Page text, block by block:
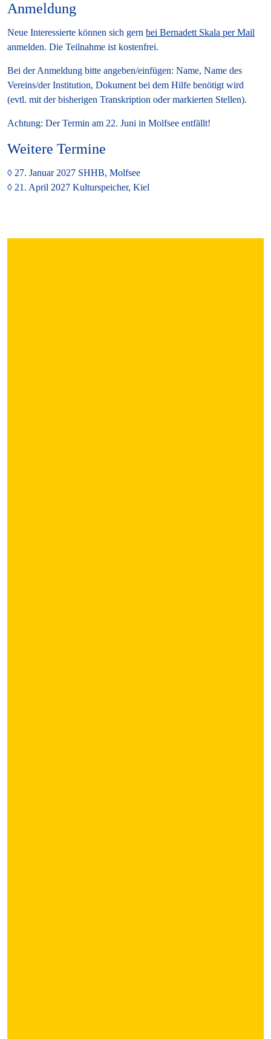
Anmeldung
Neue Interessierte können sich gern bei Bernadett Skala per Mail
anmelden. Die Teilnahme ist kostenfrei.
Bei der Anmeldung bitte angeben/einfügen: Name, Name des
Vereins/der Institution, Dokument bei dem Hilfe benötigt wird
(evtl. mit der bisherigen Transkription oder markierten Stellen).
Achtung: Der Termin am 22. Juni in Molfsee entfällt!
Weitere Termine
27. Januar 2027 SHHB, Molfsee
21. April 2027 Kulturspeicher, Kiel